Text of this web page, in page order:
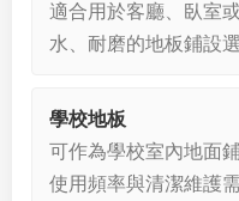
適合用於客廳、臥室
水、耐磨的地板鋪設選
學校地板
可作為學校室內地面
使用頻率與清潔維護需